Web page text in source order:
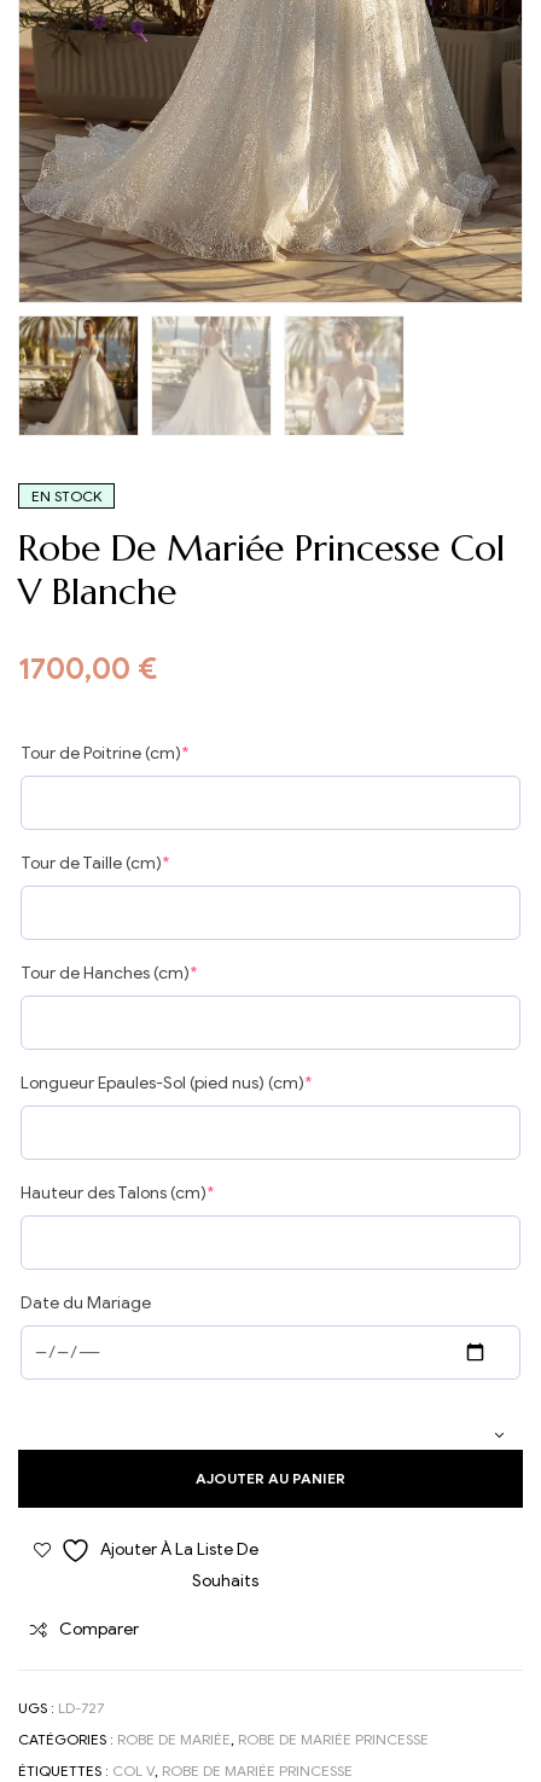
EN STOCK
Robe De Mariée Princesse Col
V Blanche
1700,00 €
Tour de Poitrine (cm)*
Tour de Taille (cm)*
Tour de Hanches (cm)*
Longueur Epaules-Sol (pied nus) (cm)*
Hauteur des Talons (cm)*
Date du Mariage
AJOUTER AU PANIER
Ajouter À La Liste De
Souhaits
Comparer
UGS : LD-727
CATÉGORIES : ROBE DE MARIÉE, ROBE DE MARIÉE PRINCESSE
ÉTIQUETTES : COL V, ROBE DE MARIÉE PRINCESSE